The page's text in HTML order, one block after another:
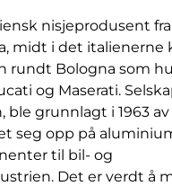
nisjeprodusent
midt i det italienerne
rundt Bologna som
og Maserati.
ble grunnlagt i 1963
seg opp på
til bil- og
Det er verdt å